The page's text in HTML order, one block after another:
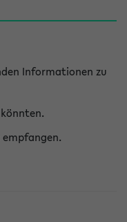
Informationen zu
empfangen.